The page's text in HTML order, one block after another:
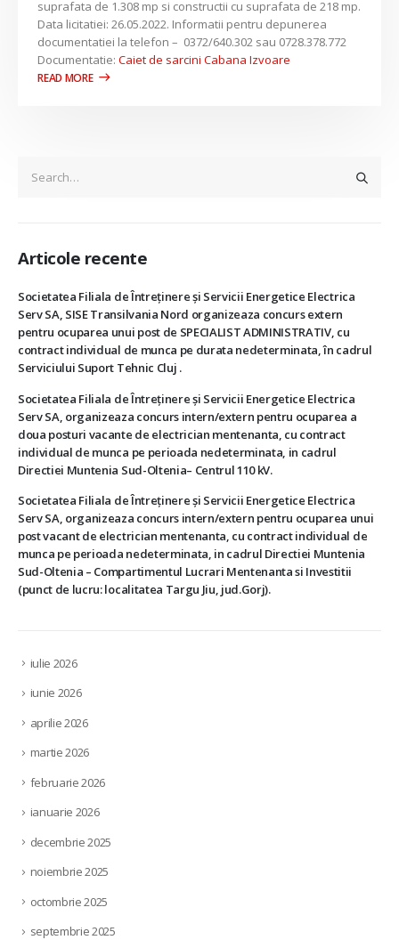
suprafata de 1.308 mp si constructii cu suprafata de 218 mp.
Data licitatiei: 26.05.2022. Informatii pentru depunerea
documentatiei la telefon – 0372/640.302 sau 0728.378.772
Documentatie:Caiet de sarcini Cabana Izvoare
Articole recente
Societatea Filiala de Întreţinere şi Servicii Energetice Electrica
Serv SA, SISE Transilvania Nord organizeaza concurs extern
pentru ocuparea unui post de SPECIALIST ADMINISTRATIV, cu
contract individual de munca pe durata nedeterminata, în cadrul
Serviciului Suport Tehnic Cluj .
Societatea Filiala de Întreţinere şi Servicii Energetice Electrica
Serv SA, organizeaza concurs intern/extern pentru ocuparea a
doua posturi vacante de electrician mentenanta, cu contract
individual de munca pe perioada nedeterminata, in cadrul
Directiei Muntenia Sud-Oltenia– Centrul 110 kV.
Societatea Filiala de Întreţinere şi Servicii Energetice Electrica
Serv SA, organizeaza concurs intern/extern pentru ocuparea unui
post vacant de electrician mentenanta, cu contract individual de
munca pe perioada nedeterminata, in cadrul Directiei Muntenia
Sud-Oltenia – Compartimentul Lucrari Mentenanta si Investitii
(punct de lucru: localitatea Targu Jiu, jud.Gorj).
iulie 2026
iunie 2026
aprilie 2026
martie 2026
februarie 2026
ianuarie 2026
decembrie 2025
noiembrie 2025
octombrie 2025
septembrie 2025